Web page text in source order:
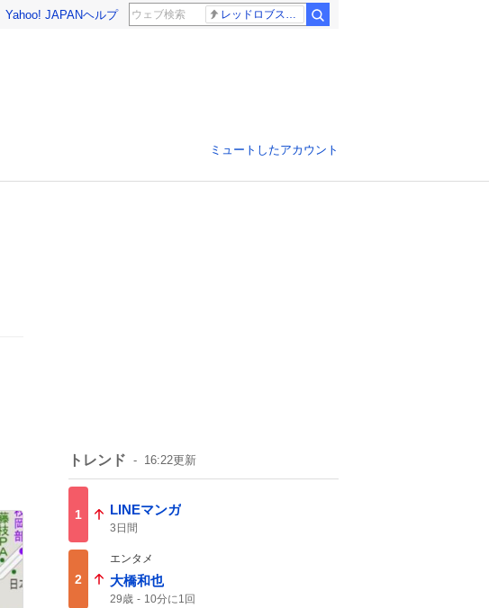
Yahoo! JAPANヘルプ レッドロブスター
ミュートしたアカウント
トレンド 16:22更新
1 LINEマンガ
3日間
2
エンタメ
大橋和也
29歳 10分に1回